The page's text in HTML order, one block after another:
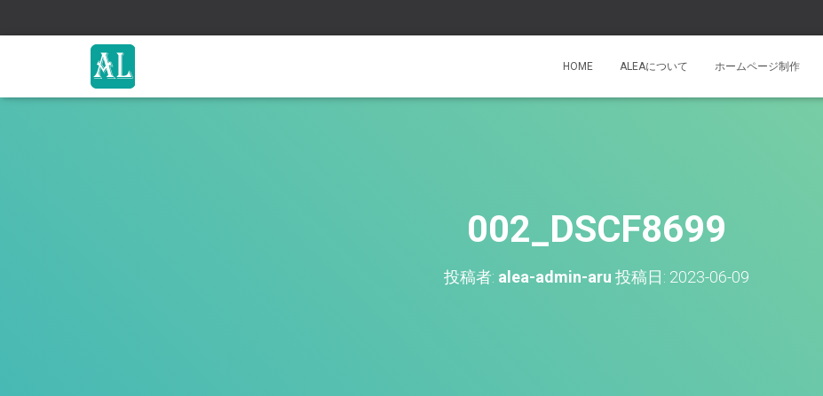
HOME ALEAについて ホームページ制作
002_DSCF8699
投稿者: alea-admin-aru 投稿日: 2023-06-09